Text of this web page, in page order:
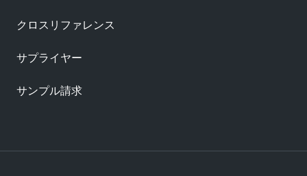
クロスリファレンス
サプライヤー
サンプル請求